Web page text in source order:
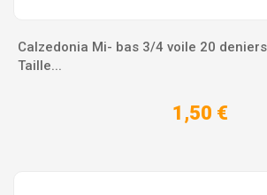
Calzedonia Mi- bas 3/4 voile 20
Taille...
1,50 €